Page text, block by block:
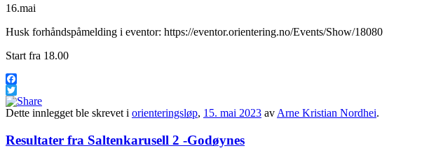
16.mai
Husk forhåndspåmelding i eventor: https://eventor.orientering.no/Events/Show/18080
Start fra 18.00
Facebook
Twitter
Dette innlegget ble skrevet i orienteringsløp, 15. mai 2023 av Arne Kristian Nordhei.
Resultater fra Saltenkarusell 2 -Godøynes